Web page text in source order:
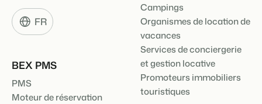
FR
BEX PMS
PMS
Moteur de réservation
Campings
Organismes de location de
vacances
Services de conciergerie
et gestion locative
Promoteurs immobiliers
touristiques